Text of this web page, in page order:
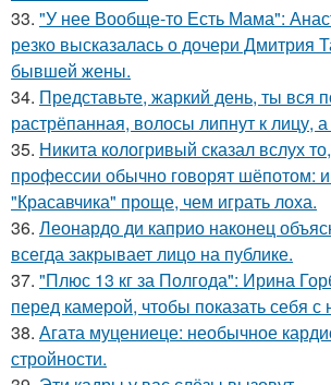
33. "У нее Вообще-то Есть Мама":
резко высказалась о дочери Дмитрия
бывшей жены.
34. Представьте, жаркий день, ты вся
растрёпанная, волосы липнут к лицу, а
35. Никита кологривый сказал вслух
профессии обычно говорят шёпотом:
"Красавчика" проще, чем играть лоха.
36. Леонардо ди каприо наконец
всегда закрывает лицо на публике.
37. "Плюс 13 кг за Полгода": Ирина
перед камерой, чтобы показать себя
38. Агата муцениеце: необычное
стройности.